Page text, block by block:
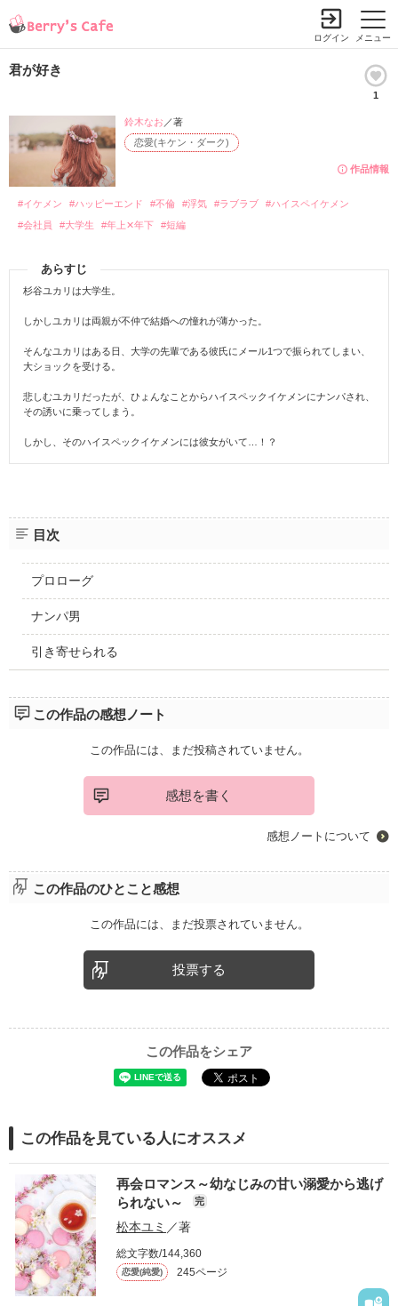
メニュー
ログイン
君が好き
1
作品情報
恋愛(キケン・ダーク)
鈴木なお ／著
#イケメン #ハッピーエンド #不倫 #浮気 #ラブラブ
#ハイスペイケメン
#会社員
#大学生 #年上✕年下 #短編
あらすじ
杉谷ユカリは大学生。
しかしユカリは両親が不仲で結婚への憧れが薄かった。
そんなユカリはある日、大学の先輩である彼氏にメール1つで振られてしまい、
大ショックを受ける。
悲しむユカリだったが、ひょんなことからハイスペックイケメンにナンパされ、
その誘いに乗ってしまう。
しかし、そのハイスペックイケメンには彼女がいて…！？
目次
プロローグ
ナンパ男
引き寄せられる
この作品の感想ノート
この作品には、まだ投稿されていません。
感想を書く
感想ノートについて
この作品のひとこと感想
この作品には、まだ投票されていません。
投票する
この作品をシェア
この作品を見ている人にオススメ
再会ロマンス～幼なじみの甘い溺愛から逃げ
られない～
完
松本ユミ ／著
総文字数/144,360
恋愛(純愛) 245ページ